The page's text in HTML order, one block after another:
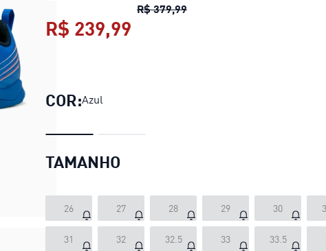
R$ 379,99Chuteira Futsal Ultra 6
R$ 239,99
COR:Azul
TAMANHO
26 27 28 29 30
31 32 32.5 33 33.5